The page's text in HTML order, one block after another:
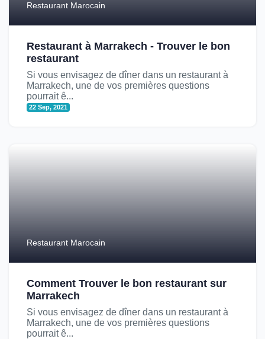
Restaurant Marocain
Restaurant à Marrakech - Trouver le bon
restaurant
Si vous envisagez de dîner dans un restaurant à
Marrakech, une de vos premières questions
pourrait ê...
22 Sep, 2021
Restaurant Marocain
Comment Trouver le bon restaurant sur
Marrakech
Si vous envisagez de dîner dans un restaurant à
Marrakech, une de vos premières questions
pourrait ê...